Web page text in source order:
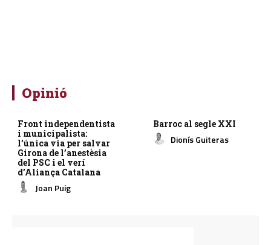
Opinió
Front independentista
i municipalista:
l’única via per salvar
Girona de l’anestèsia
del PSC i el verí
d’Aliança Catalana
Joan Puig
Barroc al segle XXI
Dionís Guiteras